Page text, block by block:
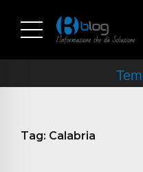
Tag: Calabria